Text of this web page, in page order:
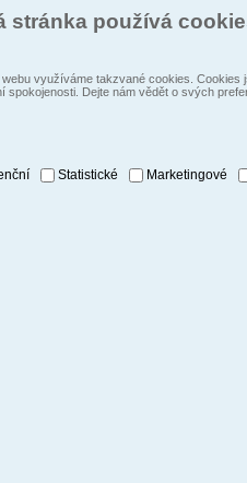
stránka používá
využíváme takzvané cookies.
spokojenosti. Dejte nám vědět o svých
Statistické Marketingové